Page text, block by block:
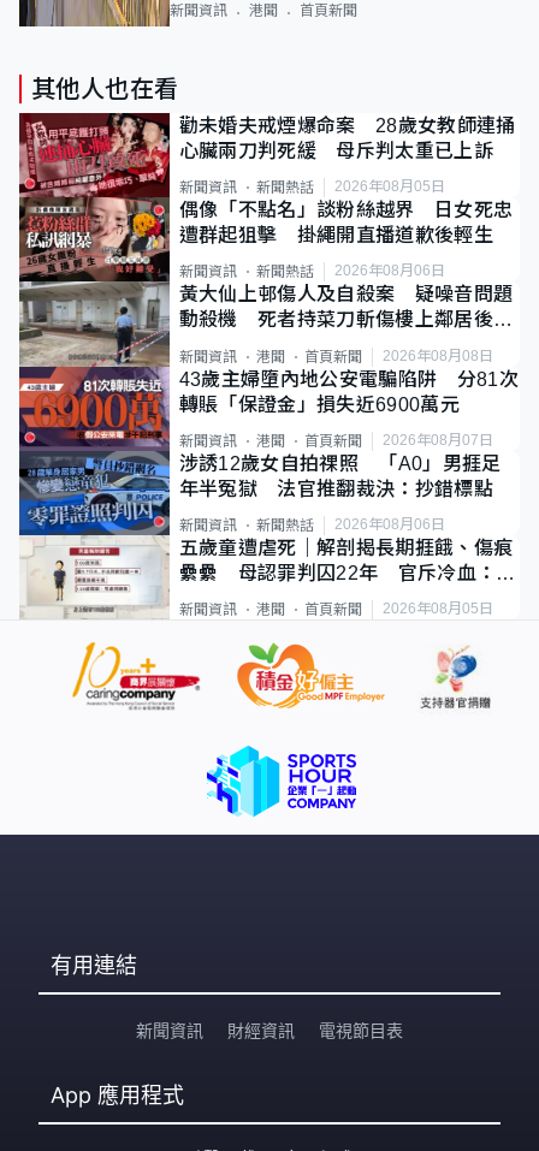
新聞資訊 港聞 首頁新聞
其他人也在看
勸未婚夫戒煙爆命案 28歲女教師連捅
心臟兩刀判死緩 母斥判太重已上訴
新聞資訊 新聞熱話 2026年08月05日
偶像「不點名」談粉絲越界 日女死忠
遭群起狙擊 掛繩開直播道歉後輕生
新聞資訊 新聞熱話 2026年08月06日
黃大仙上邨傷人及自殺案 疑噪音問題
動殺機 死者持菜刀斬傷樓上鄰居後墮
新聞資訊 港聞 首頁新聞 2026年08月08日
43歲主婦墮內地公安電騙陷阱 分81次
轉賬「保證金」損失近6900萬元
新聞資訊 港聞 首頁新聞 2026年08月07日
涉誘12歲女自拍祼照 「A0」男捱足
年半冤獄 法官推翻裁決：抄錯標點
新聞資訊 新聞熱話 2026年08月06日
五歲童遭虐死｜解剖揭長期捱餓、傷痕
纍纍 母認罪判囚22年 官斥冷血：同
類案最惡劣
新聞資訊 港聞 首頁新聞 2026年08月05日
有用連結
新聞資訊 財經資訊 電視節目表
App 應用程式